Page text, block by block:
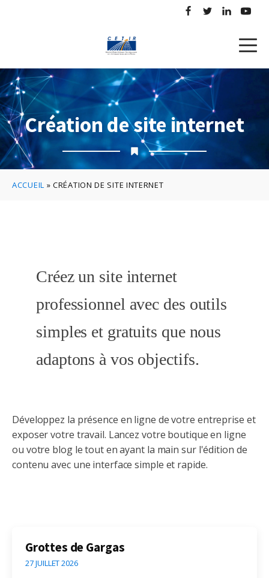
Création de site internet
ACCUEIL »CRÉATION DE SITE INTERNET
Créez un site internet
professionnel avec des outils
simples et gratuits que nous
adaptons à vos objectifs.
Développez la présence en ligne de votre entreprise et
exposer votre travail. Lancez votre boutique en ligne
ou votre blog le tout en ayant la main sur l'édition de
contenu avec une interface simple et rapide.
Grottes de Gargas
27 JUILLET 2026